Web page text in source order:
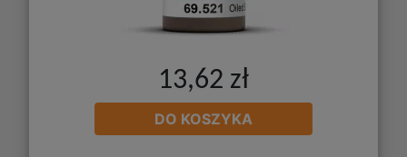
13,62 zł
DO KOSZYKA